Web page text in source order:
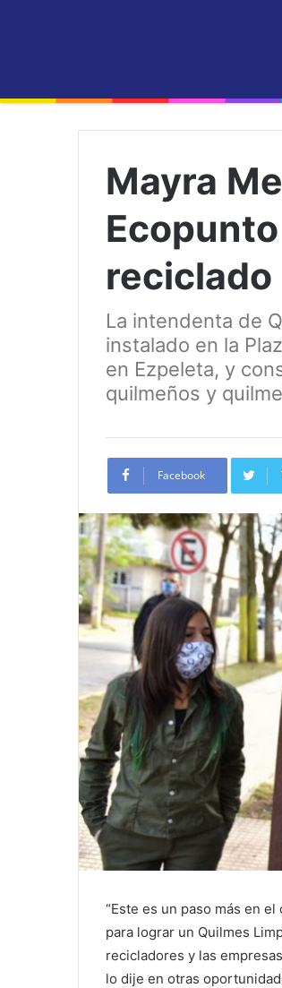
Mayra
reciclado
La intendenta de
instalado en la
en Ezpeleta, y
quilmeños y
Facebook
“Este es un paso más en
para lograr un Quilmes
recicladores y las
lo dije en otras